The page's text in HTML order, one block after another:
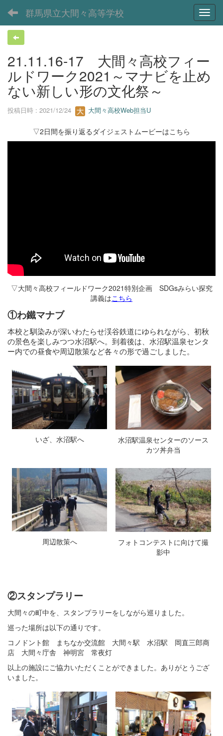
群馬県立大間々高等学校
21.11.16-17 大間々高校フィー
ルドワーク2021～マナビを止め
ない新しい形の文化祭～
投稿日時 : 2021/12/24 大間々高校Web担当U
▽2日間を振り返るダイジェストムービーはこちら
▽大間々高校フィールドワーク2021特別企画 SDGsみらい探究
講義はこちら
①わ鐵マナブ
本校と馴染みが深いわたらせ渓谷鉄道にゆられながら、初秋
の景色を楽しみつつ水沼駅へ。到着後は、水沼駅温泉センタ
ー内での昼食や周辺散策など各々の形で過ごしました。
いざ、水沼駅へ
水沼駅温泉センターのソース
カツ丼弁当
周辺散策へ
フォトコンテストに向けて撮
影中
②スタンプラリー
大間々の町中を、スタンプラリーをしながら巡りました。
巡った場所は以下の通りです。
コノドント館 まちなか交流館 大間々駅 水沼駅 岡直三郎商
店 大間々庁舎 神明宮 常夜灯
以上の施設にご協力いただくことができました。ありがとうござ
いました。